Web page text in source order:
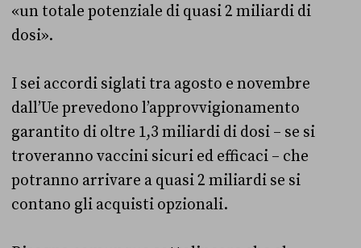
«un totale potenziale di quasi 2 miliardi di
dosi».
I sei accordi siglati tra agosto e novembre
dall’Ue prevedono l’approvvigionamento
garantito di oltre 1,3 miliardi di dosi – se si
troveranno vaccini sicuri ed efficaci – che
potranno arrivare a quasi 2 miliardi se si
contano gli acquisti opzionali.